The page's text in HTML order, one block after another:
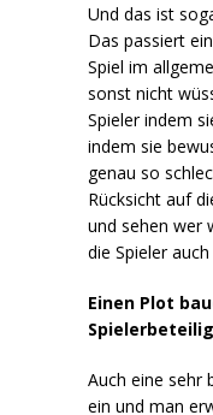
Und das ist
Das passiert
Spiel im
sonst nicht
Spieler indem
indem sie
genau so
Rücksicht auf
und sehen wer
die Spieler
Einen Plot
Auch eine sehr
ein und man